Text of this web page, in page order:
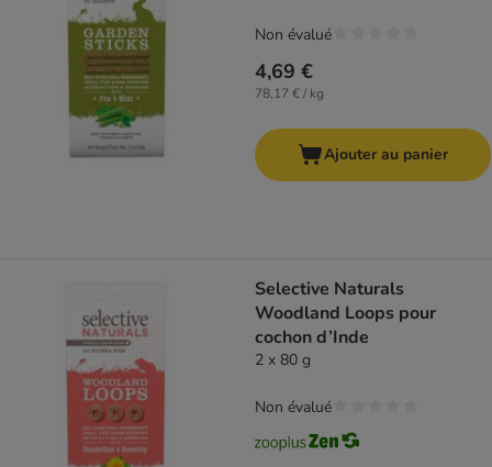
4,69 €
78,17 € / kg
Non évalué
Ajouter au panier
Selective Naturals
Woodland Loops pour
cochon d’Inde
2 x 80 g
Non évalué